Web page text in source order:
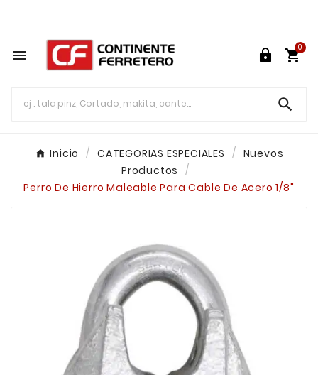
  
0

Inicio CATEGORIAS ESPECIALES
Nuevos
Productos
Perro De Hierro Maleable Para Cable De Acero 1/8"